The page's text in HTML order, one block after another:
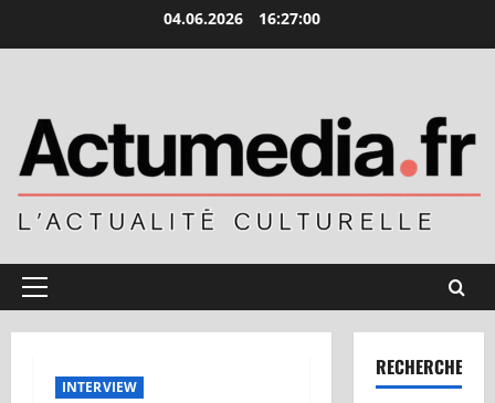
04.06.2026 16:27:01
Menu
INTERVIEW
RECHERCHER